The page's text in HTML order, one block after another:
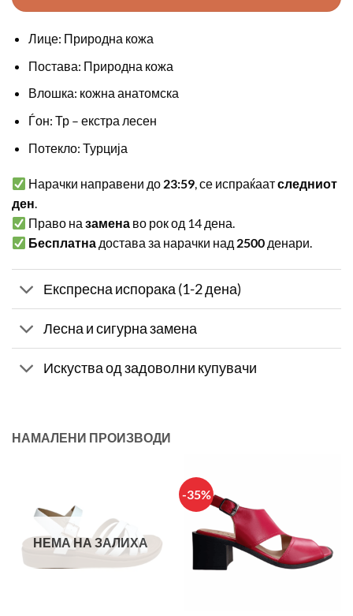
Лице: Природна кожа
Постава: Природна кожа
Влошка: кожна анатомска
Ѓон: Тр – екстра лесен
Потекло: Турција
Нарачки направени до 23:59, се испраќаатследниот
ден.
Право назамена во рок од 14 дена.
Бесплатна достава за нарачки над 2500 денари.
Експресна испорака (1-2 дена)
Лесна и сигурна замена
Искуства од задоволни купувачи
НАМАЛЕНИ ПРОИЗВОДИ
НЕМА НА ЗАЛИХА
-35%